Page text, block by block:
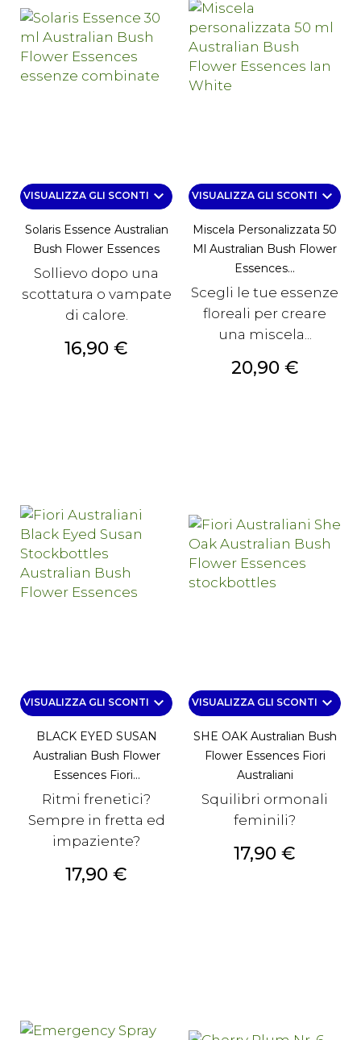
VISUALIZZA GLI SCONTI keyboard_arrow_down
Solaris Essence Australian
Bush Flower Essences
Sollievo dopo una
scottatura o vampate
di calore.
Prezzo
16,90 €
VISUALIZZA GLI SCONTI keyboard_arrow_down
Miscela Personalizzata 50
Ml Australian Bush Flower
Essences...
Scegli le tue essenze
floreali per creare
una miscela...
Prezzo
20,90 €
VISUALIZZA GLI SCONTI keyboard_arrow_down
BLACK EYED SUSAN
Australian Bush Flower
Essences Fiori...
Ritmi frenetici?
Sempre in fretta ed
impaziente?
Prezzo
17,90 €
VISUALIZZA GLI SCONTI keyboard_arrow_down
SHE OAK Australian Bush
Flower Essences Fiori
Australiani
Squilibri ormonali
feminili?
Prezzo
17,90 €